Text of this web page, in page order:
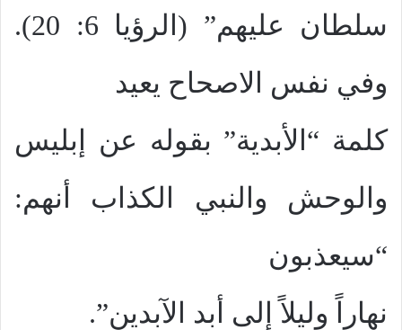
سلطان عليهم” (الرؤيا 6: 20).
وفي نفس الاصحاح يعيد
كلمة “الأبدية” بقوله عن إبليس
والوحش والنبي الكذاب أنهم:
“سيعذبون
نهاراً وليلاً إلى أبد الآبدين”.